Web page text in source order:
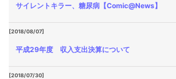
サイレントキラー、糖尿病【Comic@News】
[2018/08/07]
平成29年度 収入支出決算について
[2018/07/30]